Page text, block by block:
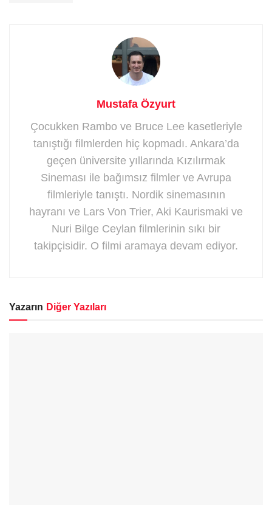
Mustafa Özyurt
Çocukken Rambo ve Bruce Lee kasetleriyle
tanıştığı filmlerden hiç kopmadı. Ankara’da
geçen üniversite yıllarında Kızılırmak
Sineması ile bağımsız filmler ve Avrupa
filmleriyle tanıştı. Nordik sinemasının
hayranı ve Lars Von Trier, Aki Kaurismaki ve
Nuri Bilge Ceylan filmlerinin sıkı bir
takipçisidir. O filmi aramaya devam ediyor.
Yazarın Diğer Yazıları